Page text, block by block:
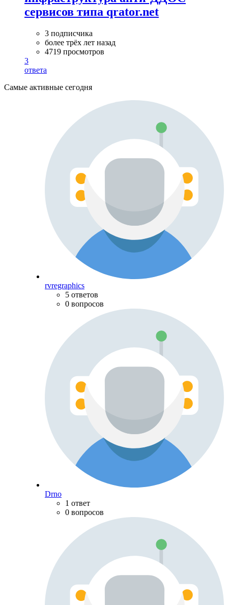
сервисов типа qrator.net
3 подписчика
более трёх лет назад
4719 просмотров
3
ответа
Самые активные сегодня
rvregraphics
5 ответов
0 вопросов
Drno
1 ответ
0 вопросов